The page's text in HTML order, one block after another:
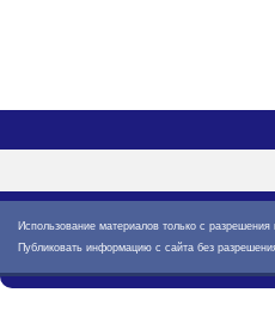
Использование материалов только с разрешения
Публиковать информацию с сайта без